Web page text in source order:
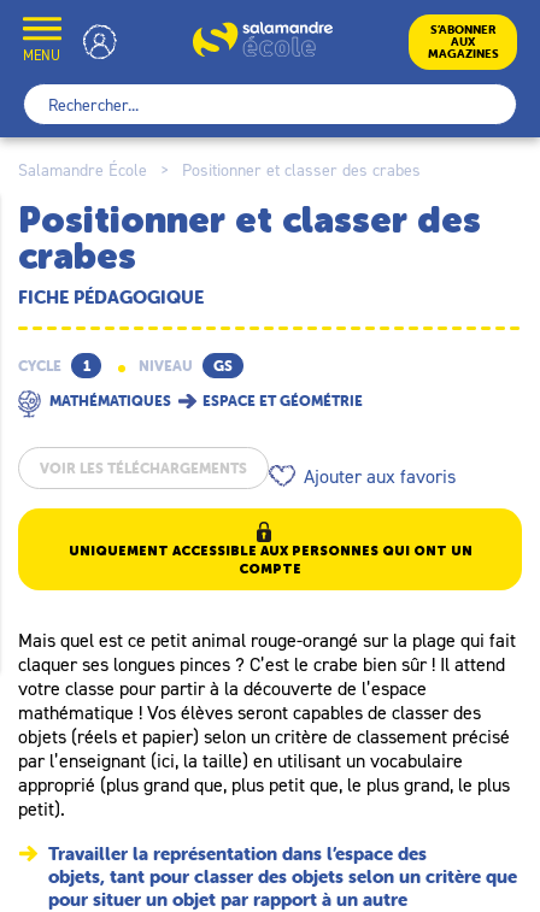
content
MENU
École S’ABONNER
AUX
MAGAZINES
Rechercher :
Salamandre École > Positionner et classer des crabes
Positionner et classer des
crabes
FICHE PÉDAGOGIQUE
CYCLE 1 NIVEAU
GS
MATHÉMATIQUES
ESPACE ET GÉOMÉTRIE
VOIR LES TÉLÉCHARGEMENTS Ajouter aux favoris
UNIQUEMENT ACCESSIBLE AUX PERSONNES QUI ONT UN
COMPTE
Mais quel est ce petit animal rouge-orangé sur la plage qui fait
claquer ses longues pinces ? C’est le crabe bien sûr ! Il attend
votre classe pour partir à la découverte de l’espace
mathématique ! Vos élèves seront capables de classer des
objets (réels et papier) selon un critère de classement précisé
par l’enseignant (ici, la taille) en utilisant un vocabulaire
approprié (plus grand que, plus petit que, le plus grand, le plus
petit).
Travailler la représentation dans l’espace des
objets, tant pour classer des objets selon un critère que
pour situer un objet par rapport à un autre